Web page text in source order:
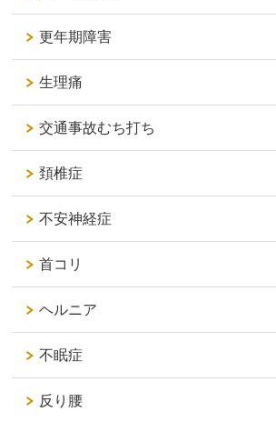
更年期障害
生理痛
交通事故むち打ち
頚椎症
不安神経症
首コリ
ヘルニア
不眠症
反り腰